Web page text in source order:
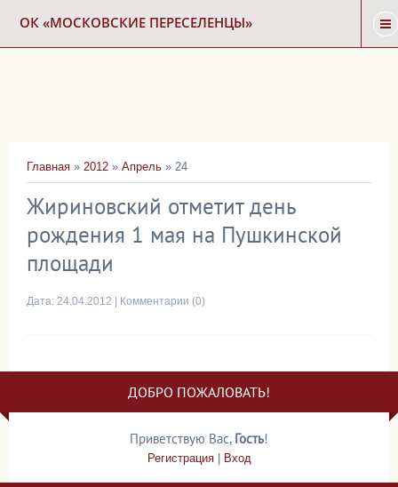
ОК «МОСКОВСКИЕ ПЕРЕСЕЛЕНЦЫ»
КАРТА СНОСА
ФОРУМ
КОНТАКТЫ
Главная » 2012 » Апрель » 24
Жириновский отметит день
рождения 1 мая на Пушкинской
площади
Дата: 24.04.2012 Комментарии (0)
ДОБРО ПОЖАЛОВАТЬ!
Приветствую Вас, Гость!
Регистрация| Вход